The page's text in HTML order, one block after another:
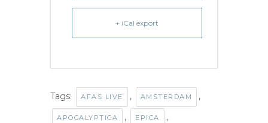
+ iCal export
Tags: AFAS LIVE , AMSTERDAM ,
APOCALYPTICA , EPICA ,